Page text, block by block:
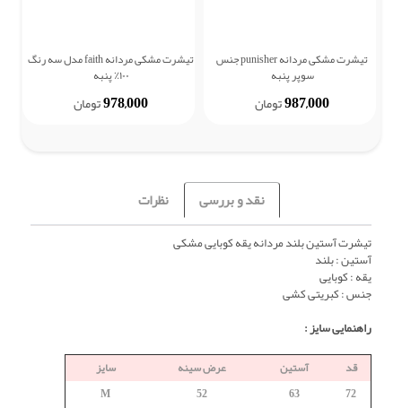
تیشرت مشکی مردانه punisher جنس
سوپر پنبه
987,000تومان
تیشرت مشکی مردانه faith مدل سه رنگ
۱۰۰٪ پنبه
978,000تومان
نقد و بررسی نظرات
تیشرت آستین بلند مردانه یقه کوبایی مشکی
آستین : بلند
یقه : کوبایی
جنس : کبریتی کشی
راهنمایی سایز :
قد آستین عرض سینه
سایز
72
63
52
M